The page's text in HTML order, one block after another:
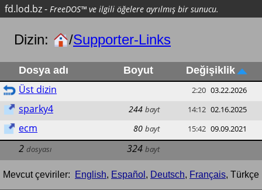
fd.lod.bz- FreeDOS™ ve ilgili öğelere ayrılmış bir sunucu.
Dizin: /Supporter-Links
Dosya adı Boyut Değişiklik
Üst dizin 2:20 03.22.2026
sparky4 244 bayt 14:12 02.16.2025
ecm 80 bayt 15:42 09.09.2021
2 dosyası 324 bayt
Mevcut çeviriler: English, Español , Deutsch, Français, Türkçe